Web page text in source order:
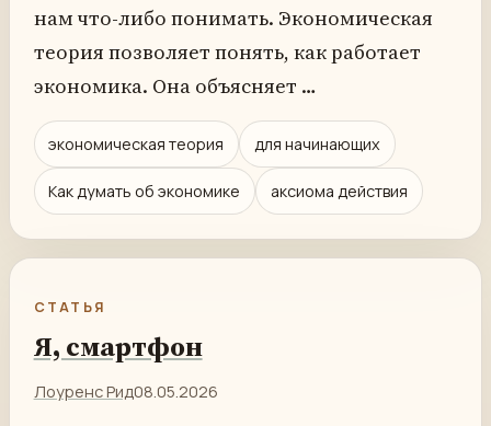
нам что-либо понимать. Экономическая
теория позволяет понять, как работает
экономика. Она объясняет …
экономическая теория для начинающих
Как думать об экономике аксиома действия
СТАТЬЯ
Я, смартфон
Лоуренс Рид08.05.2026